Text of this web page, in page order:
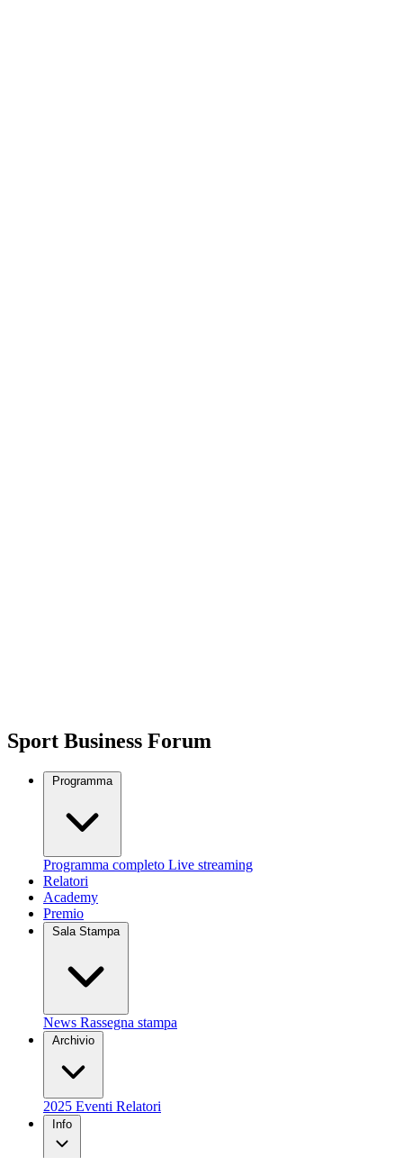
Sport Business Forum
Programma
Programma completo Live streaming
Relatori
Academy
Premio
Sala Stampa
News Rassegna stampa
Archivio
2025 Eventi Relatori
Info